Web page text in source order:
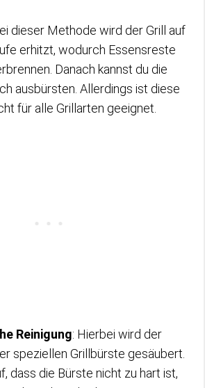
dieser Methode wird der Grill auf
erhitzt, wodurch Essensreste
Danach kannst du die
ausbürsten. Allerdings ist diese
für alle Grillarten geeignet.
Reinigung: Hierbei wird der
speziellen Grillbürste gesäubert.
dass die Bürste nicht zu hart ist,